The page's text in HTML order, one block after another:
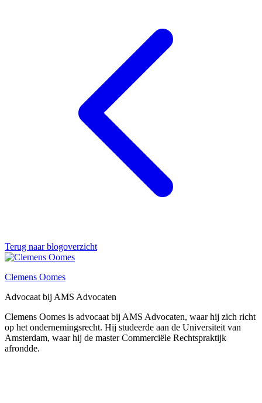
Terug naar blogoverzicht
Clemens Oomes
Advocaat bij AMS Advocaten
Clemens Oomes is advocaat bij AMS Advocaten, waar hij zich richt
op het ondernemingsrecht. Hij studeerde aan de Universiteit van
Amsterdam, waar hij de master Commerciële Rechtspraktijk
afrondde.